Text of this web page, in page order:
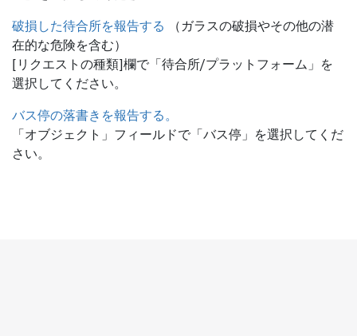
破損した待合所を報告する
（ガラスの破損やその他の潜
在的な危険を含む）
[リクエストの種類]欄で「待合所/プラットフォーム」を
選択してください。
バス停の落書きを報告する。
「オブジェクト」フィールドで「バス停」を選択してくだ
さい。